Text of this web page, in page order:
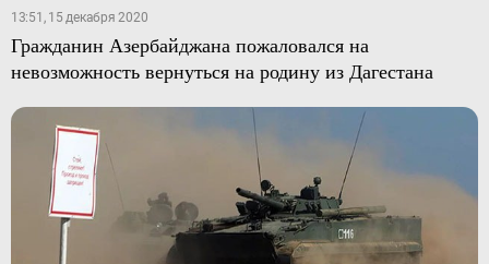
13:51, 15 декабря 2020
Гражданин Азербайджана пожаловался на
невозможность вернуться на родину из Дагестана